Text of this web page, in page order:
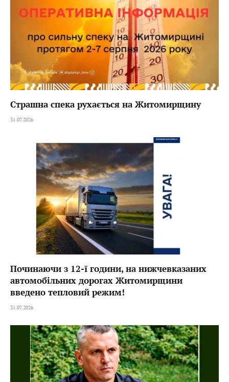
Страшна спека рухається на Житомирщину
31.07.2026
Починаючи з 12-ї години, на нижчевказаних
автомобільних дорогах Житомирщини
введено тепловий режим!
31.07.2026